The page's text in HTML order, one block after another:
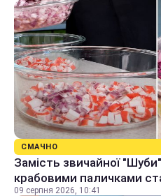
СМАЧНО
Замість звичайної
крабовими паличками
09 серпня 2026, 10:41